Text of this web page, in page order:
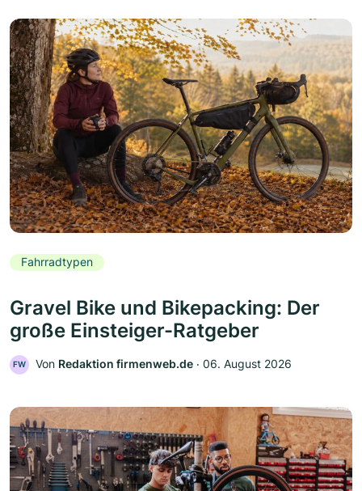
Fahrradtypen
Gravel Bike und Bikepacking: Der
große Einsteiger-Ratgeber
FW Von Redaktion firmenweb.de ‧ 06. August 2026